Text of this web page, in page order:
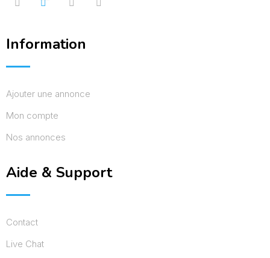
Information
Ajouter une annonce
Mon compte
Nos annonces
Aide & Support
Contact
Live Chat